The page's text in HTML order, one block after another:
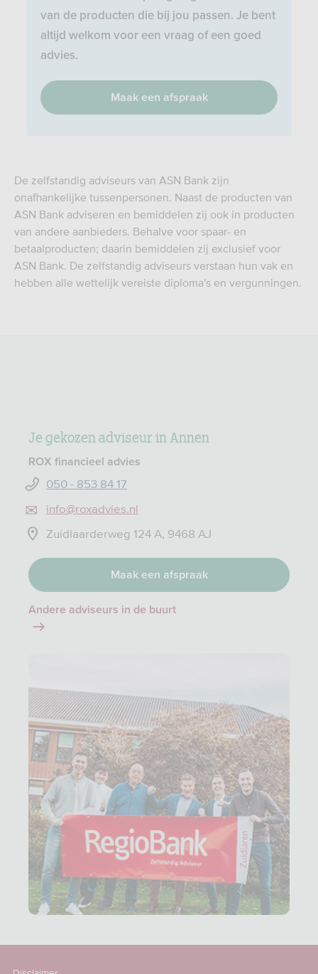
van de producten die bij jou passen. Je bent
altijd welkom voor een vraag of een goed
advies.
Maak een afspraak
De zelfstandig adviseurs van ASN Bank zijn
onafhankelijke tussenpersonen. Naast de producten van
ASN Bank adviseren en bemiddelen zij ook in producten
van andere aanbieders. Behalve voor spaar- en
betaalproducten; daarin bemiddelen zij exclusief voor
ASN Bank. De zelfstandig adviseurs verstaan hun vak en
hebben alle wettelijk vereiste diploma's en vergunningen.
Je gekozen adviseur in Annen
ROX financieel advies
050 - 853 84 17
info@roxadvies.nl
Zuidlaarderweg 124 A, 9468 AJ
Maak een afspraak
Andere adviseurs in de buurt